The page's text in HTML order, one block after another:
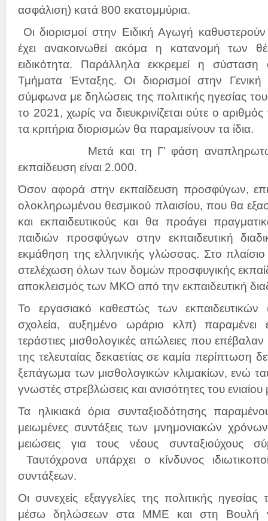
ασφάλιση) κατά 800 εκατομμύρια.
Οι διορισμοί στην Ειδική Αγωγή
έχει ανακοινωθεί ακόμα η κατανομή των
ειδικότητα. Παράλληλα εκκρεμεί η
Τμήματα Ένταξης. Οι διορισμοί στην
σύμφωνα με δηλώσεις της πολιτικής ηγεσίας
το 2021, χωρίς να διευκρινίζεται ούτε ο
τα κριτήρια διορισμών θα παραμείνουν τα ίδια.
Μετά και τη Γ’ φάση αναπληρωτών
εκπαίδευση είναι 2.000.
Όσον αφορά στην εκπαίδευση προσφύγων,
ολοκληρωμένου θεσμικού πλαισίου, που θα
και εκπαιδευτικούς και θα προάγει
παιδιών προσφύγων στην εκπαιδευτική
εκμάθηση της ελληνικής γλώσσας. Στο πλαίσιο
στελέχωση όλων των δομών προσφυγικής
αποκλεισμός των ΜΚΟ από την εκπαιδευτική
Το εργασιακό καθεστώς των εκπαιδευτικών
σχολεία, αυξημένο ωράριο κλπ) παραμένει
τεράστιες μισθολογικές απώλειες που επέβαλαν
της τελευταίας δεκαετίας σε καμία περίπτωση
ξεπάγωμα των μισθολογικών κλιμακίων, ενώ
γνωστές στρεβλώσεις και ανισότητες του ενιαίου
Τα ηλικιακά όρια συνταξιοδότησης
μειωμένες συντάξεις των μνημονιακών
μειώσεις για τους νέους συνταξιούχους
Ταυτόχρονα υπάρχει ο κίνδυνος
συντάξεων.
Οι συνεχείς εξαγγελίες της πολιτικής ηγεσίας
μέσω δηλώσεων στα ΜΜΕ και στη Βουλή